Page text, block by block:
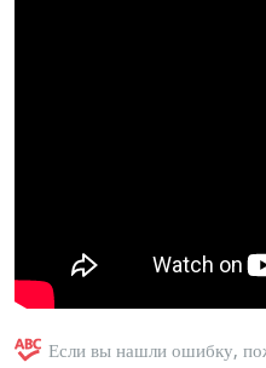
Если вы нашли ошибку,